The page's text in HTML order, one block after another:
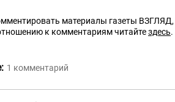
материалы газеты ВЗГЛЯД,
к комментариям читайтездесь.
1 комментарий